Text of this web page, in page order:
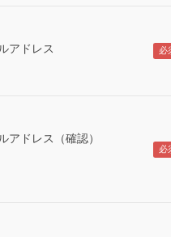
アドレス
アドレス（確認）